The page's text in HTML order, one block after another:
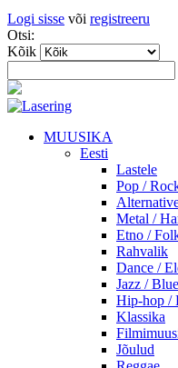
Logi sisse või registreeru
Otsi:
Kõik
MUUSIKA
Eesti
Lastele
Pop /
Metal /
Etno /
Rahvalik
Dance /
Jazz /
Hip-hop /
Klassika
Jõulud